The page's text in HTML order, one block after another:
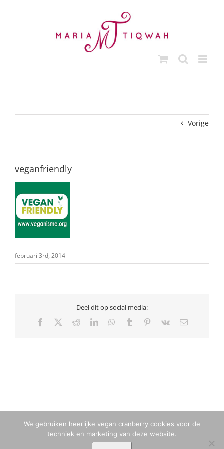
Vorige
veganfriendly
februari 3rd, 2014
Deel dit op social media:
Facebook RedditLinkedInWhatsApp
Tumblr Pinterest
Vk
E-
We gebruiken heerlijke vegan cranberry cookies voor de
techniek en marketing van deze website.